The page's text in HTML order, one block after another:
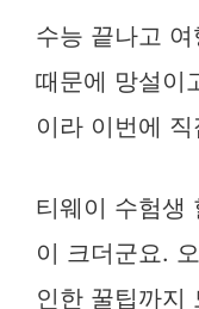
수능 끝나고
때문에 망설이
이라 이번에
티웨이 수험생
이 크더군요.
인한 꿀팁까지